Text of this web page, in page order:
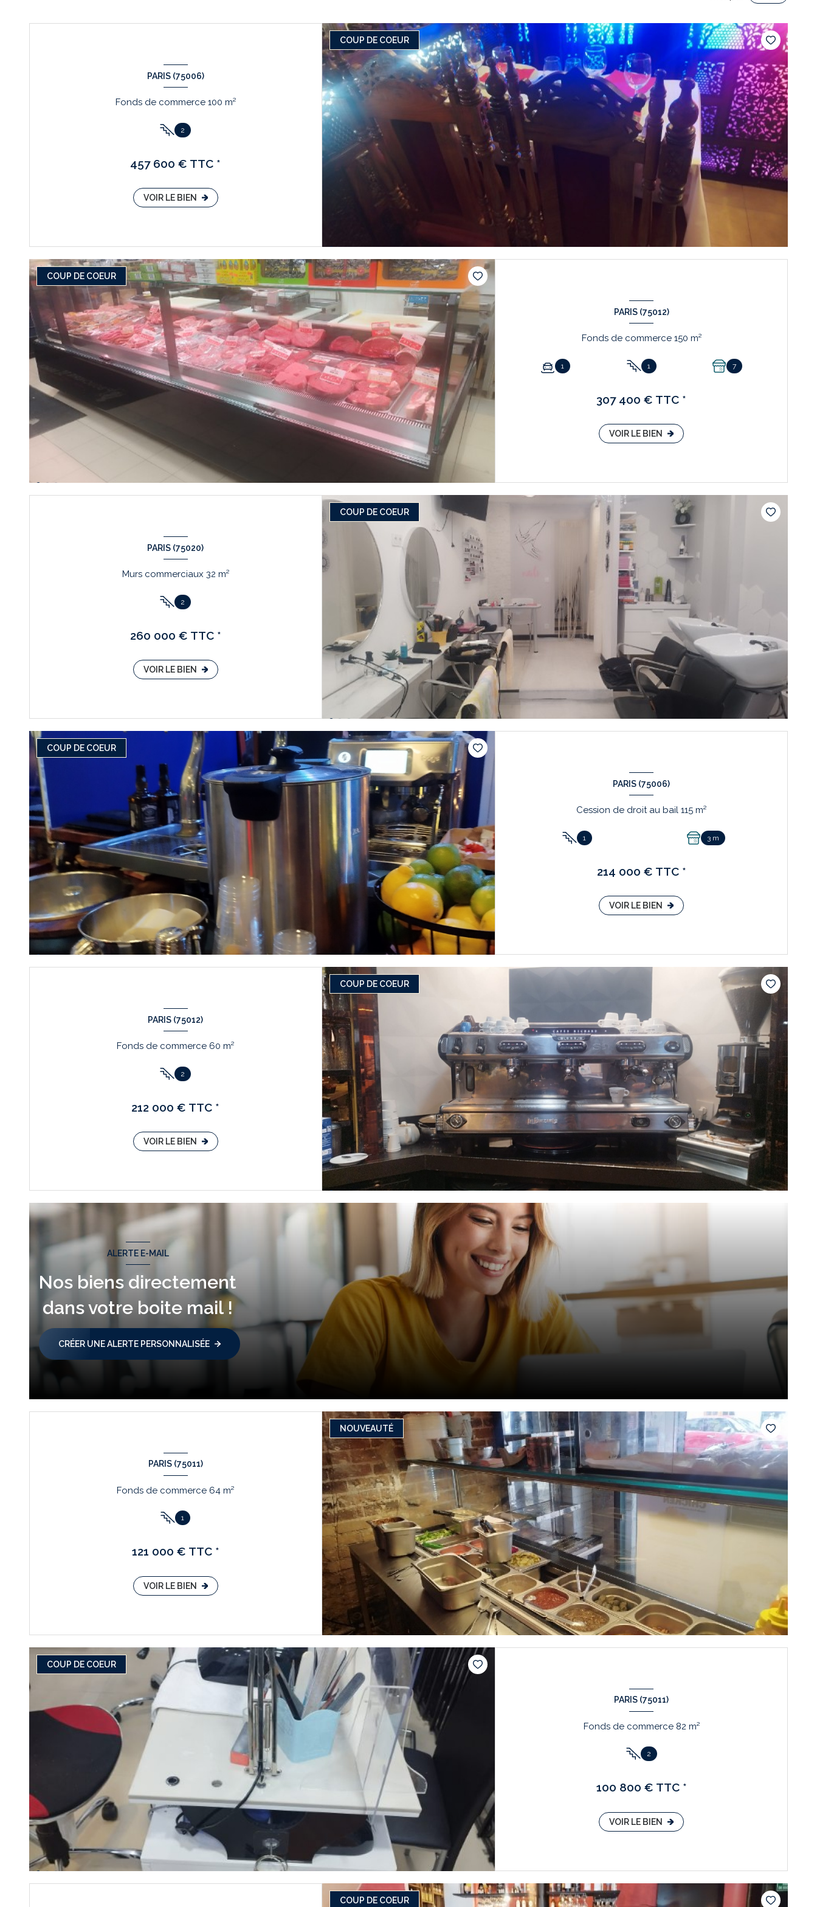
COUP DE COEUR
PARIS (75006)
Fonds de commerce 100 m²
2
457 600 € TTC *
VOIR LE BIEN
COUP DE COEUR
PARIS (75012)
Fonds de commerce 150 m²
1 1 7
307 400 € TTC *
VOIR LE BIEN
COUP DE COEUR
PARIS (75020)
Murs commerciaux 32 m²
2
260 000 € TTC *
VOIR LE BIEN
COUP DE COEUR
PARIS (75006)
Cession de droit au bail 115 m²
1 3 m
214 000 € TTC *
VOIR LE BIEN
COUP DE COEUR
PARIS (75012)
Fonds de commerce 60 m²
2
212 000 € TTC *
VOIR LE BIEN
ALERTE E-MAIL
Nos biens directement
dans votre boite mail !
CRÉER UNE ALERTE PERSONNALISÉE
NOUVEAUTÉ
PARIS (75011)
Fonds de commerce 64 m²
1
121 000 € TTC *
VOIR LE BIEN
COUP DE COEUR
PARIS (75011)
Fonds de commerce 82 m²
2
100 800 € TTC *
VOIR LE BIEN
COUP DE COEUR